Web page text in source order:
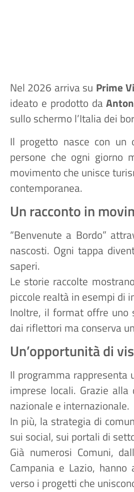
Nel 2026 arriva su Prime
ideato e prodotto da
sullo schermo l’Italia dei
Il progetto nasce con un
persone che ogni giorno
movimento che unisce
contemporanea.
Un racconto in
“Benvenute a Bordo”
nascosti. Ogni tappa
saperi.
Le storie raccolte
piccole realtà in esempi di
Inoltre, il format offre uno
dai riflettori ma conserva
Un’opportunità di
Il programma rappresenta
imprese locali. Grazie
nazionale e internazionale.
In più, la strategia di
sui social, sui portali di
Già numerosi Comuni,
Campania e Lazio,
verso i progetti che